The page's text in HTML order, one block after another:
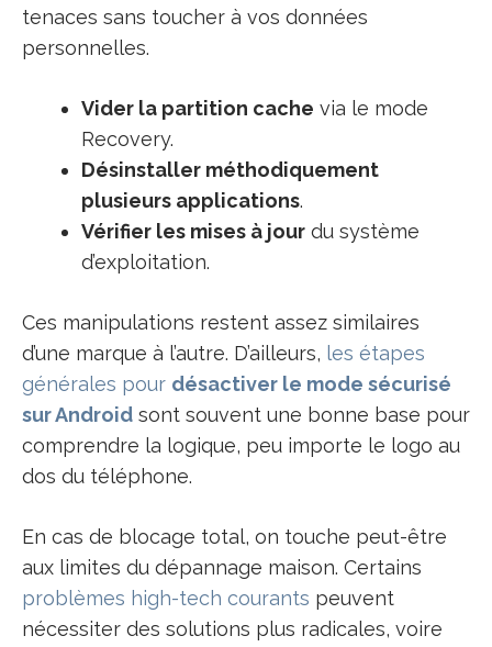
tenaces sans toucher à vos données
personnelles.
Vider la partition cache via le mode
Recovery.
Désinstaller méthodiquement
plusieurs applications.
Vérifier les mises à jour du système
d’exploitation.
Ces manipulations restent assez similaires
d’une marque à l’autre. D’ailleurs, les étapes
générales pour désactiver le mode sécurisé
sur Android sont souvent une bonne base pour
comprendre la logique, peu importe le logo au
dos du téléphone.
En cas de blocage total, on touche peut-être
aux limites du dépannage maison. Certains
problèmes high-tech courants peuvent
nécessiter des solutions plus radicales, voire